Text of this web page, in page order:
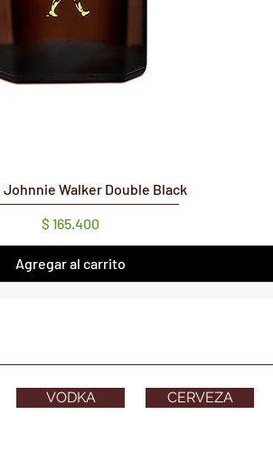
Vista rápida
Johnnie Walker Double Black
Precio
$ 165.400
Agregar al carrito
VODKA CERVEZA